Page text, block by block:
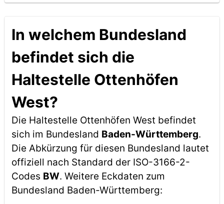
In welchem Bundesland
befindet sich die
Haltestelle Ottenhöfen
West?
Die Haltestelle Ottenhöfen West befindet
sich im Bundesland Baden-Württemberg.
Die Abkürzung für diesen Bundesland lautet
offiziell nach Standard der ISO-3166-2-
Codes BW. Weitere Eckdaten zum
Bundesland Baden-Württemberg: